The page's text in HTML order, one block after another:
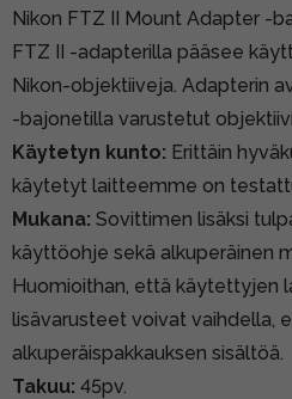
Nikon FTZ II Mount Adapter -
FTZ II -adapterilla pääsee
Nikon-objektiiveja. Adapterin
-bajonetilla varustetut
Käytetyn kunto: Erittäin
käytetyt laitteemme on
Mukana: Sovittimen lisäksi
käyttöohje sekä alkuperäinen
Huomioithan, että käytettyjen
lisävarusteet voivat vaihdella,
alkuperäispakkauksen sisältöä.
Takuu: 45pv.